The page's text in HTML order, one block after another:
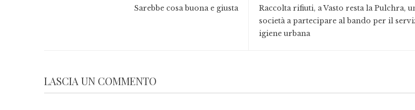
Sarebbe cosa buona e giusta
Raccolta rifiuti, a Vasto resta la Pulchra,
società a partecipare al bando per il
igiene urbana
LASCIA UN COMMENTO